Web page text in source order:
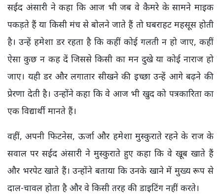
सईद अंसारी ने कहा कि आज भी जब वे कैमरे के सामने माइक
पकड़ते हैं या किसी मंच से बोलने जाते हैं तो घबराहट महसूस होती
है। उन्हें हमेशा डर रहता है कि कहीं कोई गलती न हो जाए, कहीं
ऐसा कुछ न कह दें जिससे किसी का मन दुखे या कोई नाराज हो
जाए। यही डर और लगातार सीखने की इच्छा उन्हें आगे बढ़ने की
प्रेरणा देती है। उन्होंने कहा कि वे आज भी खुद को पत्रकारिता का
एक विद्यार्थी मानते हैं।
वहीं, अपनी फिटनेस, ऊर्जा और हमेशा मुस्कुराते रहने के राज के
सवाल पर सईद अंसारी ने मुस्कुराते हुए कहा कि वे खूब खाते हैं
और भरपेट खाते हैं। उन्होंने बताया कि उनके खाने में मुख्य रूप से
दाल-चावल होता है और वे किसी तरह की डाइटिंग नहीं करते।